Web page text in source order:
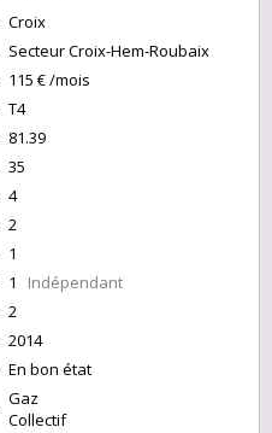
Croix
Secteur Croix-Hem-Roubaix
115 € /mois
T4
81.39
35
4
2
1
1 Indépendant
2
2014
En bon état
Gaz
Collectif